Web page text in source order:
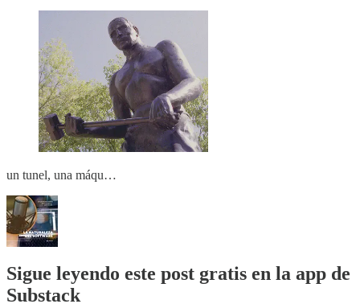
un tunel, una máqu…
Sigue leyendo este post gratis en la app de
Substack